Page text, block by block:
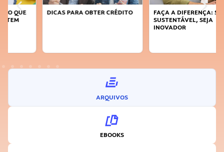
DICAS PARA OBTER CRÉDITO
FAÇA A DIFERENÇA: SEJA
SUSTENTÁVEL, SEJA
ARQUIVOS
EBOOKS